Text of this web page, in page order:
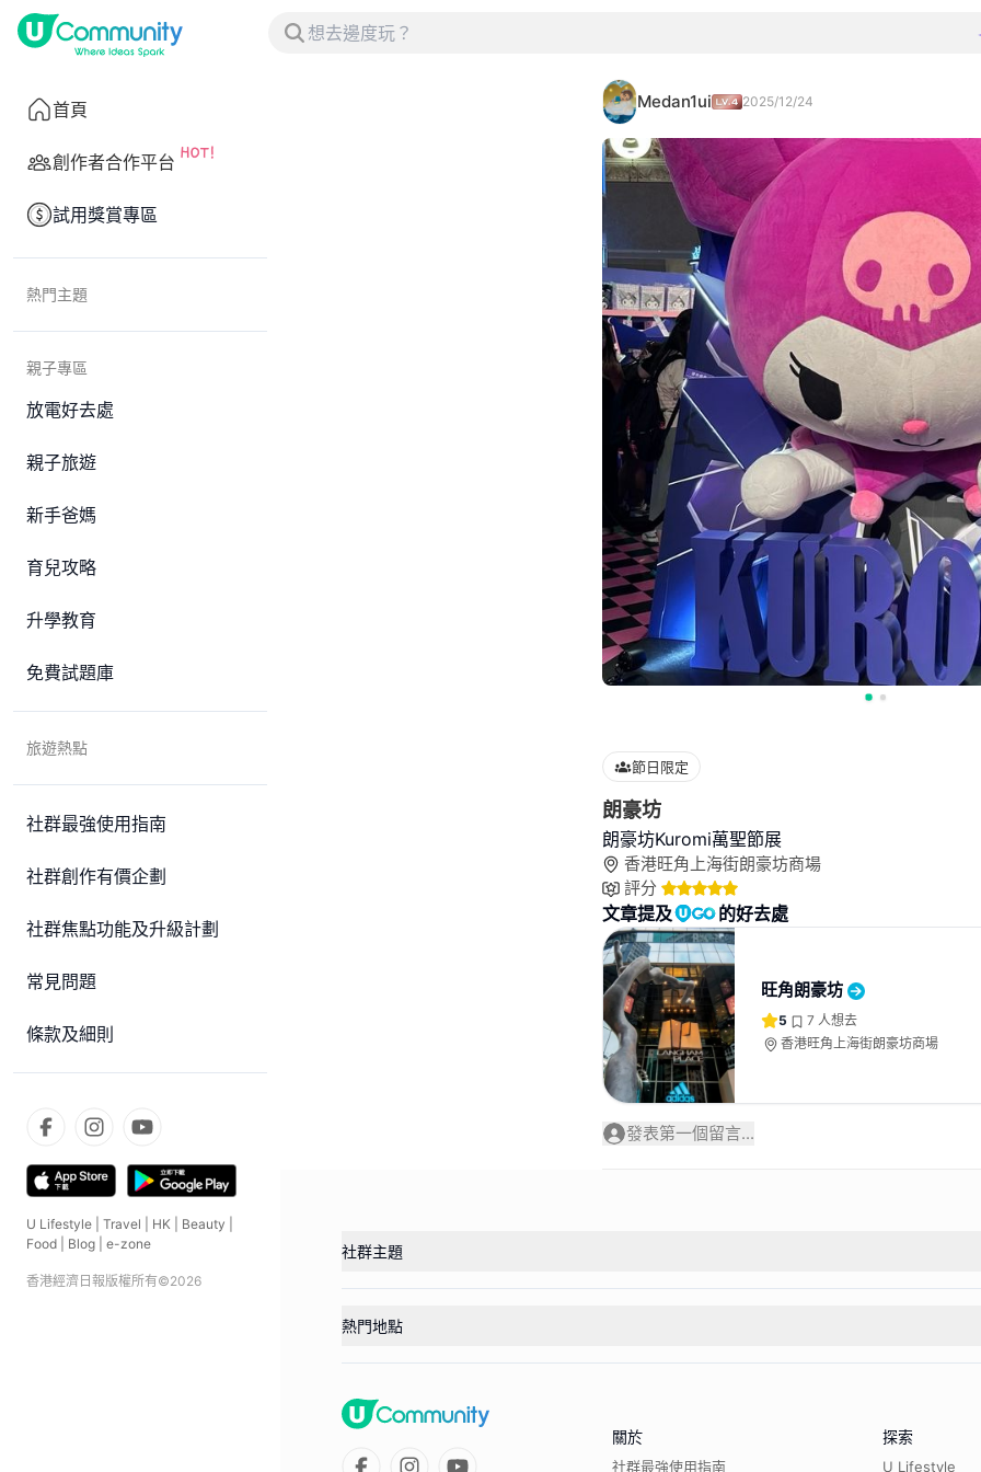
首頁
創作者合作平台
試用獎賞專區
熱門主題
親子專區
放電好去處
親子旅遊
新手爸媽
育兒攻略
升學教育
免費試題庫
旅遊熱點
社群最強使用指南
社群創作有價企劃
社群焦點功能及升級計劃
常見問題
條款及細則
U Lifestyle Travel HK Beauty
Food
Blog e-zone
香港經濟日報版權所有©2026
Medan1ui 2025/12/24
節日限定
朗豪坊
朗豪坊Kuromi萬聖節展
香港旺角上海街朗豪坊商場
評分
文章提及 的好去處
旺角朗豪坊
5 7 人想去
香港旺角上海街朗豪坊商場
發表第一個留言...
社群主題
熱門地點
關於
社群最強使用指南
探索
U Lifestyle